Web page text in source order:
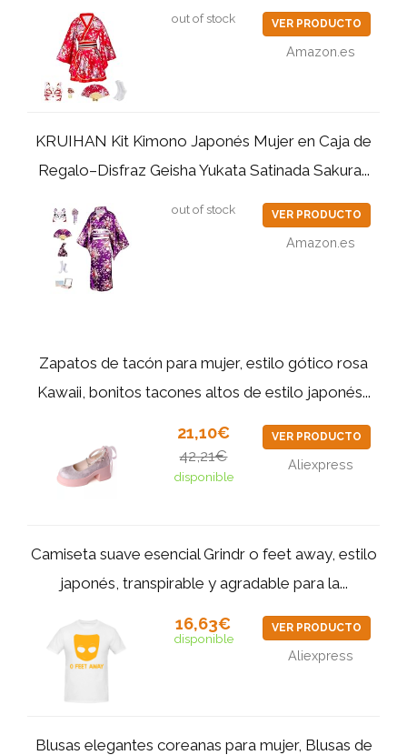
out of stock VER PRODUCTO
Amazon.es
KRUIHAN Kit Kimono Japonés Mujer en Caja de
Regalo–Disfraz Geisha Yukata Satinada Sakura...
out of stock VER PRODUCTO
Amazon.es
Zapatos de tacón para mujer, estilo gótico rosa
Kawaii, bonitos tacones altos de estilo japonés...
21,10€
42,21€
disponible
VER PRODUCTO
Aliexpress
Camiseta suave esencial Grindr o feet away, estilo
japonés, transpirable y agradable para la...
16,63€
disponible
VER PRODUCTO
Aliexpress
Blusas elegantes coreanas para mujer, Blusas de